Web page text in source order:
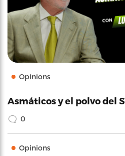
Opinions
Asmáticos y el polvo del
0
Opinions